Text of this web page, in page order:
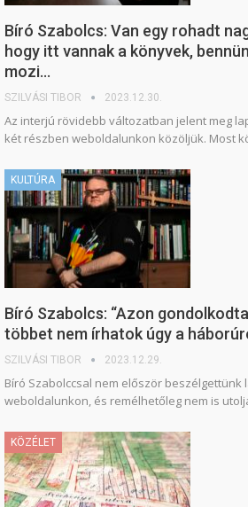
Bíró Szabolcs: Van egy rohadt
hogy itt vannak a könyvek,
mozi…
SZILVÁSI TIBOR 2023.12.30.
Az interjú rövidebb változatban jelent meg
két részben weboldalunkon közöljük. Most
KULTÚRA
Bíró Szabolcs: “Azon
többet nem írhatok úgy a
SZILVÁSI TIBOR 2023.12.29.
Bíró Szabolccsal nem először
weboldalunkon, és remélhetőleg nem is
KÖZÉLET